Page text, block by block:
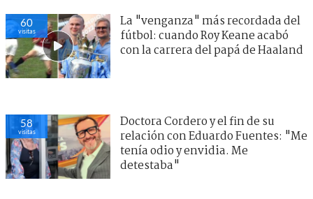
60
visitas
La "venganza" más recordada del
fútbol: cuando Roy Keane acabó
con la carrera del papá de Haaland
58
visitas
Doctora Cordero y el fin de su
relación con Eduardo Fuentes: "Me
tenía odio y envidia. Me
detestaba"